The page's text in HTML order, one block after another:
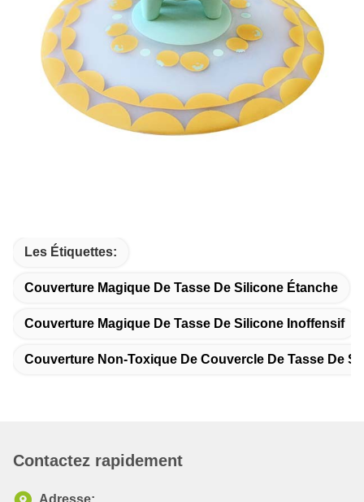
Les Étiquettes:
Couverture Magique De Tasse De Silicone Étanche
Couverture Magique De Tasse De Silicone Inoffensif
Couverture Non-Toxique De Couvercle De Tasse De
Contactez rapidement
Adresse: